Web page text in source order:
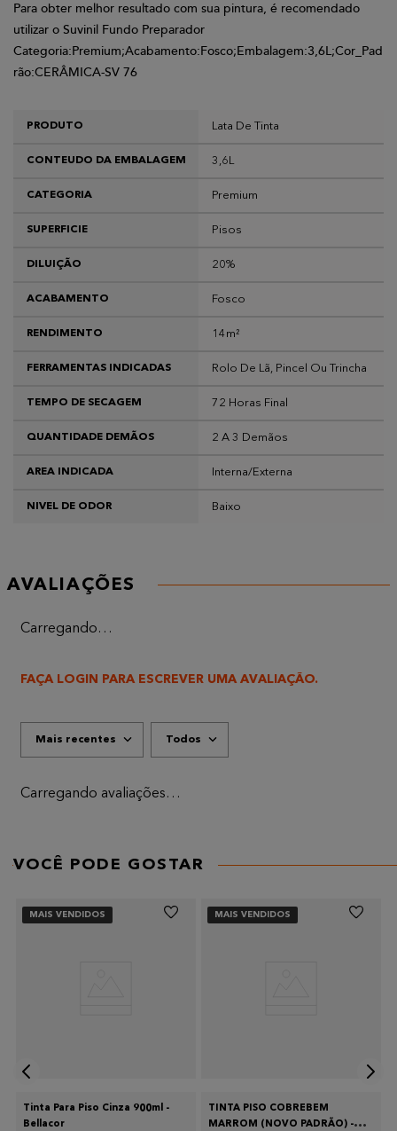
Para obter melhor resultado com sua pintura, é recomendado
utilizar o Suvinil Fundo Preparador
Categoria:Premium;Acabamento:Fosco;Embalagem:3,6L;Cor_Pad
rão:CERÂMICA-SV 76
PRODUTO Lata De Tinta
CONTEUDO DA EMBALAGEM 3,6L
CATEGORIA Premium
SUPERFICIE Pisos
DILUIÇÃO 20%
ACABAMENTO Fosco
RENDIMENTO 14m²
FERRAMENTAS INDICADAS Rolo De Lã, Pincel Ou Trincha
TEMPO DE SECAGEM 72 Horas Final
QUANTIDADE DEMÃOS 2 A 3 Demãos
AREA INDICADA Interna/Externa
NIVEL DE ODOR Baixo
AVALIAÇÕES
Carregando…
FAÇA LOGIN PARA ESCREVER UMA AVALIAÇÃO.
Mais recentes Todos
Carregando avaliações…
VOCÊ PODE GOSTAR
MAIS VENDIDOS
Tinta Para Piso Cinza 900ml -
Bellacor
MAIS VENDIDOS
TINTA PISO COBREBEM
MARROM (NOVO PADRÃO) -